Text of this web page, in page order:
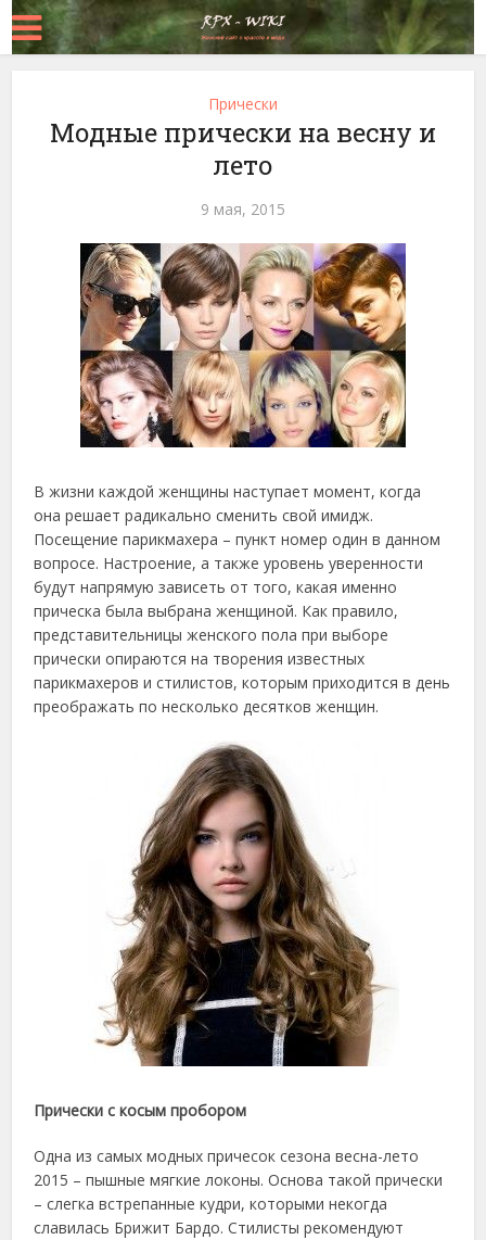
Прически
Модные прически на весну и
лето
9 мая, 2015
В жизни каждой женщины наступает момент, когда
она решает радикально сменить свой имидж.
Посещение парикмахера – пункт номер один в данном
вопросе. Настроение, а также уровень уверенности
будут напрямую зависеть от того, какая именно
прическа была выбрана женщиной. Как правило,
представительницы женского пола при выборе
прически опираются на творения известных
парикмахеров и стилистов, которым приходится в день
преображать по несколько десятков женщин.
Прически с косым пробором
Одна из самых модных причесок сезона весна-лето
2015 – пышные мягкие локоны. Основа такой прически
– слегка встрепанные кудри, которыми некогда
славилась Брижит Бардо. Стилисты рекомендуют